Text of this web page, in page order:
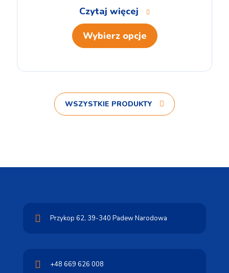
Czytaj więcej
Wybierz opcje
WSZYSTKIE PRODUKTY
Przykop 62, 39-340 Padew Narodowa
+48 669 626 008